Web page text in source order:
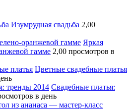
Изумрудная свадьба 2,00
Яркая
гамме 2,00 просмотров в
Цветные свадебные платья
Свадебные платья:
в день